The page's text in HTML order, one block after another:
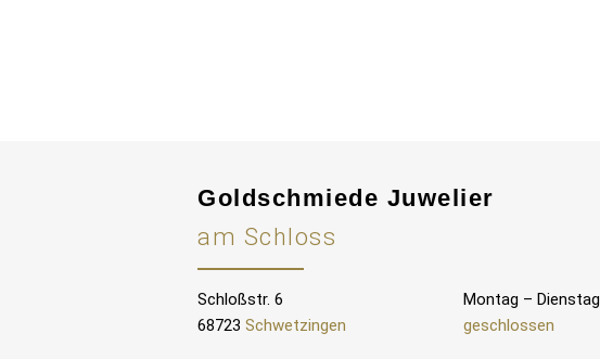
Goldschmiede Juwelier
am Schloss
Schloßstr. 6
68723 Schwetzingen
Montag – Dienstag
geschlossen